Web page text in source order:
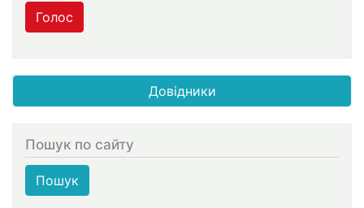
Голос
Довідники
Пошук по сайту
Пошук